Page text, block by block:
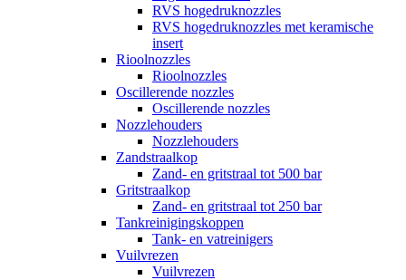
RVS hogedruknozzles
RVS hogedruknozzles met keramische
insert
Rioolnozzles
Rioolnozzles
Oscillerende nozzles
Oscillerende nozzles
Nozzlehouders
Nozzlehouders
Zandstraalkop
Zand- en gritstraal tot 500 bar
Gritstraalkop
Zand- en gritstraal tot 250 bar
Tankreinigingskoppen
Tank- en vatreinigers
Vuilvrezen
Vuilvrezen